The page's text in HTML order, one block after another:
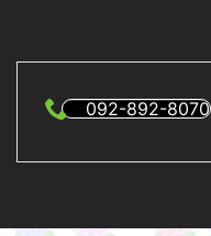
092-892-8070